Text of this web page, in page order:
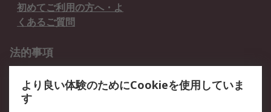
初めてご利用の方へ・よ
くあるご質問
法的事項
クッキーポリシー
より良い体験のためにCookieを使用していま
す